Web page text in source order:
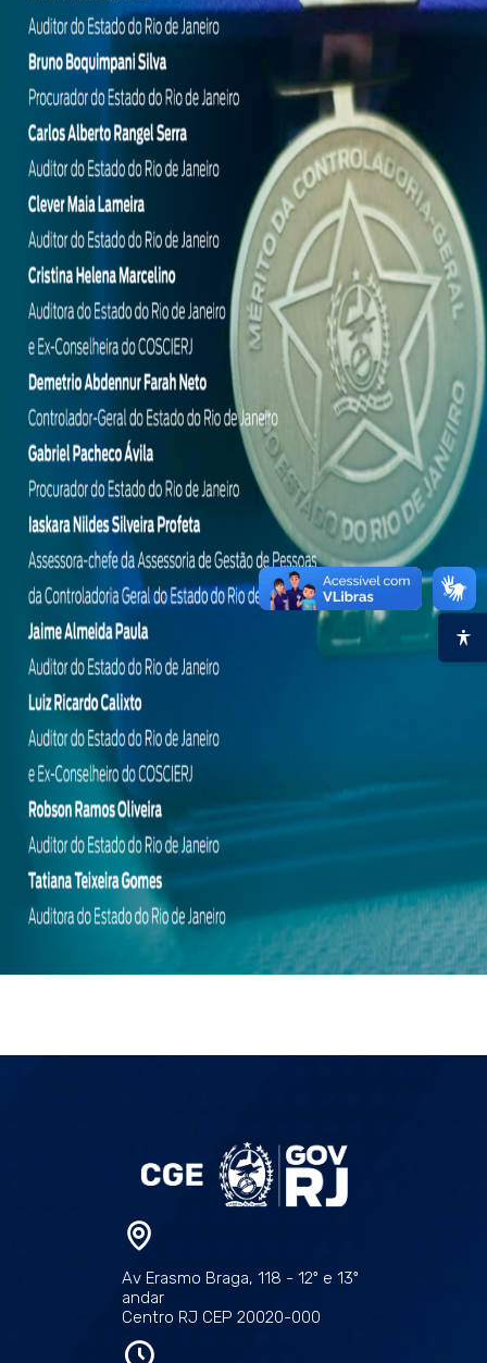
Av Erasmo Braga, 118 - 12º e 13º
andar
Centro RJ CEP 20020-000